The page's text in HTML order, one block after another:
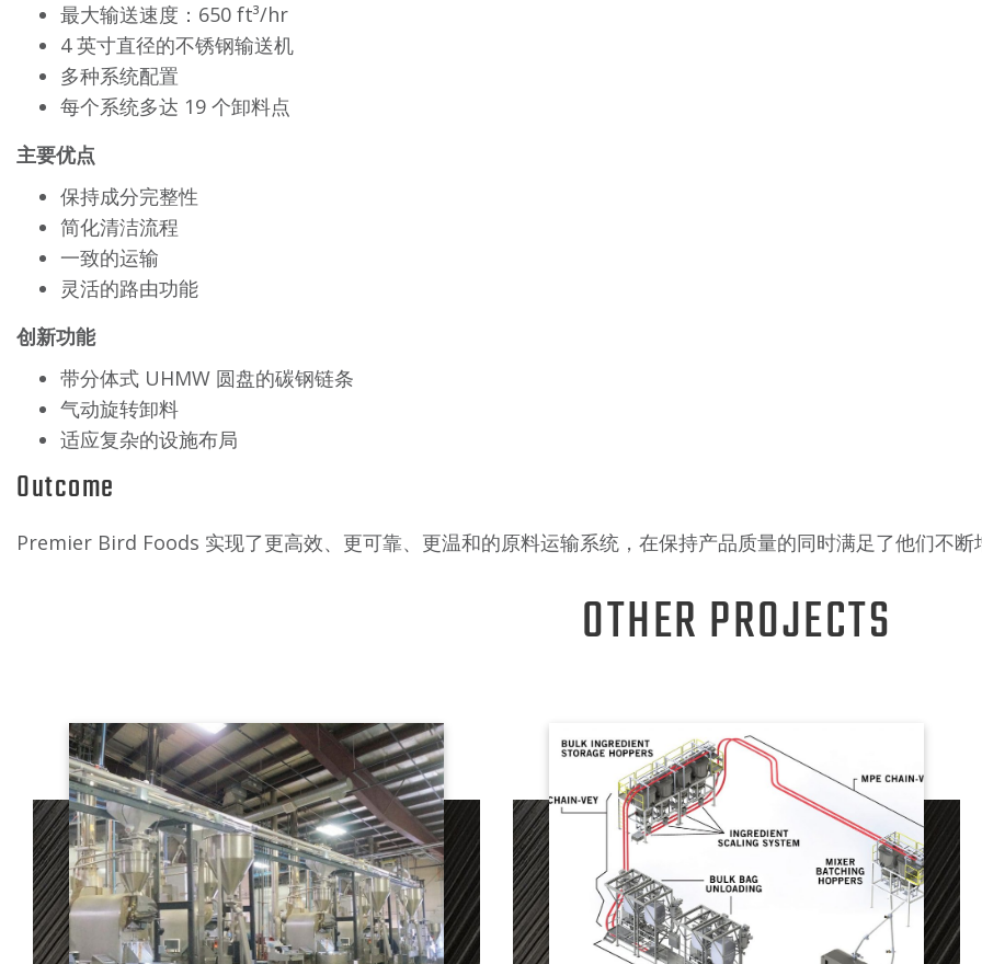
最大输送速度：650 ft³/hr
4 英寸直径的不锈钢输送机
多种系统配置
每个系统多达 19 个卸料点
主要优点
保持成分完整性
简化清洁流程
一致的运输
灵活的路由功能
创新功能
带分体式 UHMW 圆盘的碳钢链条
气动旋转卸料
适应复杂的设施布局
Outcome
Premier Bird Foods 实现了更高效、更可靠、更温和的原料运输系统，在保持产品质量的同时满足了他们不断
OTHER PROJECTS